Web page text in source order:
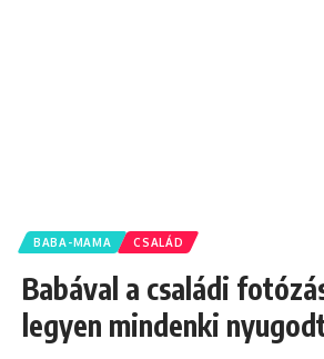
BABA-MAMA CSALÁD
Babával a családi
legyen mindenki